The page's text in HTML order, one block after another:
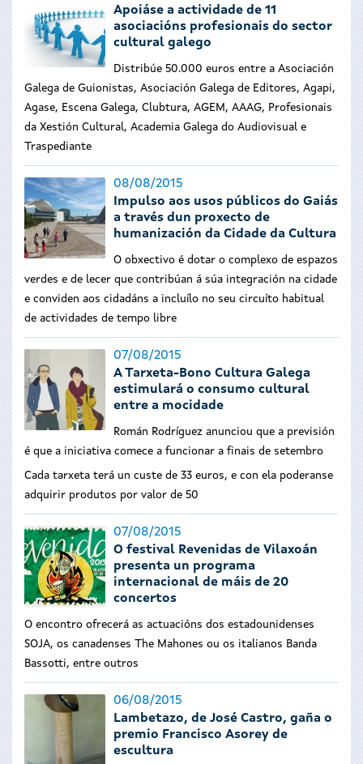
Apoiáse a actividade de 11
asociacións profesionais do sector
cultural galego
Distribúe 50.000 euros entre a Asociación
Galega de Guionistas, Asociación Galega de Editores, Agapi,
Agase, Escena Galega, Clubtura, AGEM, AAAG, Profesionais
da Xestión Cultural, Academia Galega do Audiovisual e
Traspediante
08/08/2015
Impulso aos usos públicos do Gaiás
a través dun proxecto de
humanización da Cidade da Cultura
O obxectivo é dotar o complexo de espazos
verdes e de lecer que contribúan á súa integración na cidade
e conviden aos cidadáns a incluílo no seu circuíto habitual
de actividades de tempo libre
07/08/2015
A Tarxeta-Bono Cultura Galega
estimulará o consumo cultural
entre a mocidade
Román Rodríguez anunciou que a previsión
é que a iniciativa comece a funcionar a finais de setembro
Cada tarxeta terá un custe de 33 euros, e con ela poderanse
adquirir produtos por valor de 50
07/08/2015
O festival Revenidas de Vilaxoán
presenta un programa
internacional de máis de 20
concertos
O encontro ofrecerá as actuacións dos estadounidenses
SOJA, os canadenses The Mahones ou os italianos Banda
Bassotti, entre outros
06/08/2015
Lambetazo, de José Castro, gaña o
premio Francisco Asorey de
escultura